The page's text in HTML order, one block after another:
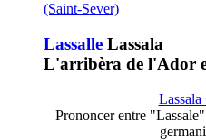
(Saint-Sever)
Lassalle Lassala
L'arribèra de l'Ador e
Lassala
Prononcer entre